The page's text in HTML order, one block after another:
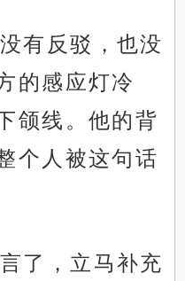
有反驳，也没
的感应灯冷
颌线。他的背
个人被这句话
了，立马补充